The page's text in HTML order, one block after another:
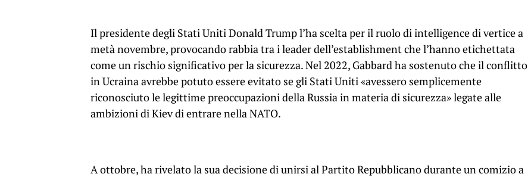
Il presidente degli Stati Uniti Donald Trump l’ha scelta per il ruolo di intelligence di vertice a
metà novembre, provocando rabbia tra i leader dell’establishment che l’hanno etichettata
come un rischio significativo per la sicurezza. Nel 2022, Gabbard ha sostenuto che il conflitto
in Ucraina avrebbe potuto essere evitato se gli Stati Uniti «avessero semplicemente
riconosciuto le legittime preoccupazioni della Russia in materia di sicurezza» legate alle
ambizioni di Kiev di entrare nella NATO.
A ottobre, ha rivelato la sua decisione di unirsi al Partito Repubblicano durante un comizio a